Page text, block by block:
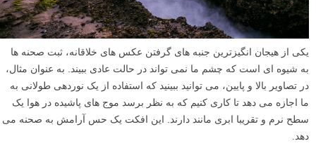
یکی از هیجان انگیزترین جنبه های گرفتن عکس های خلاقانه، ثبت صحنه ها
به شیوه ای است که چشم ما نمی تواند در حالت عادی ببیند. به عنوان مثال،
در تصاویر بالا و پایین، می توانید ببینید که استفاده از یک نوردهی طولانی به
ما اجازه می دهد تا کاری کنیم که به نظر برسد موج های پاشیده در هوا یک
سطح نرم و تقریبا ابری مانند دارند. این افکت یک حس آرامش به صحنه می
دهد.